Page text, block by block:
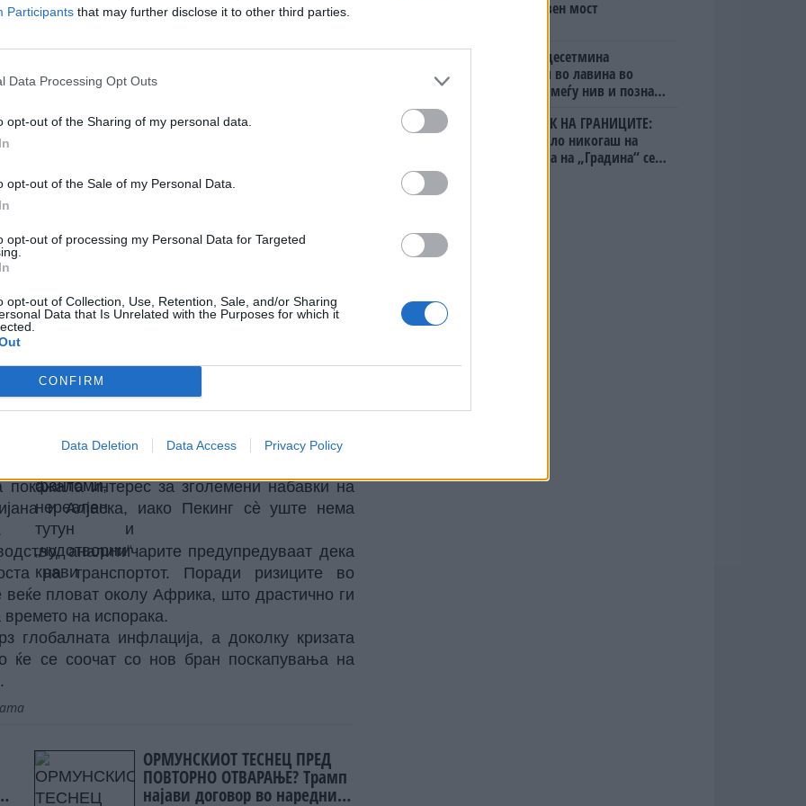
Participants that may further disclose it to other third parties.
Data Processing Opt Outs
opt-out of the Sharing of my personal data.
opt-out of the Sale of my Personal Data.
opt-out of processing my Personal Data for Targeted
opt-out of Collection, Use, Retention, Sale, and/or Sharing
Data that Is Unrelated with the Purposes for which it
CONFIRM
Data Deletion Data Access Privacy Policy
забележаа нов раст откако американскиот
на Кина и најави дека Вашингтон
и безбедноста на енергетските коридори.
надминувајќи 108 долари за барел, додека
околу Ормутскиот теснец, каде серијата
создаваат сериозна нервоза.
Си Џинпинг детално разговарале за овој
извори, Кина строго се противи на каква
на транспортот, бидејќи кинеската
на оваа рута.
СКАНДАЛ СО СУБВЕНЦИИТЕ -
Овци фантоми, нереален
тутун и „чудотворни“ крави
интерес за зголемени набавки на
и Алјаска, иако Пекинг сè уште нема
аналитичарите предупредуваат дека
на транспортот. Поради ризиците во
пловат околу Африка, што драстично ги
на испорака.
глобалната инфлација, а доколку кризата
ќе се соочат со нов бран поскапувања на
ОРМУНСКИОТ ТЕСНЕЦ ПРЕД
ПОВТОРНО ОТВАРАЊЕ? Трамп
најави договор во наредните
мистериозен мост
Исчезнаа десетмина
алпинисти во лавина во
Пакистан- меѓу нив и познат
БЕЛ ШТРАЈК НА ГРАНИЦИТЕ:
Вака не било никогаш на
„Евзони“, а на „Градина“ се